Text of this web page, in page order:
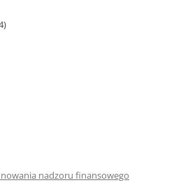
nadzoru finansowego